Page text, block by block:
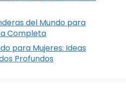
del Mundo para
Completa
para Mujeres: Ideas
Profundos